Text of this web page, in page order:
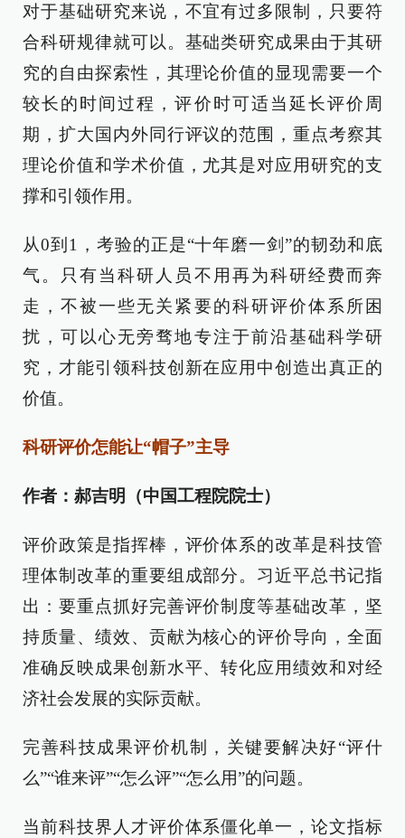
对于基础研究来说，不宜有过多限制，只要符
合科研规律就可以。基础类研究成果由于其研
究的自由探索性，其理论价值的显现需要一个
较长的时间过程，评价时可适当延长评价周
期，扩大国内外同行评议的范围，重点考察其
理论价值和学术价值，尤其是对应用研究的支
撑和引领作用。
从0到1，考验的正是“十年磨一剑”的韧劲和底
气。只有当科研人员不用再为科研经费而奔
走，不被一些无关紧要的科研评价体系所困
扰，可以心无旁骛地专注于前沿基础科学研
究，才能引领科技创新在应用中创造出真正的
价值。
科研评价怎能让“帽子”主导
作者：郝吉明（中国工程院院士）
评价政策是指挥棒，评价体系的改革是科技管
理体制改革的重要组成部分。习近平总书记指
出：要重点抓好完善评价制度等基础改革，坚
持质量、绩效、贡献为核心的评价导向，全面
准确反映成果创新水平、转化应用绩效和对经
济社会发展的实际贡献。
完善科技成果评价机制，关键要解决好“评什
么”“谁来评”“怎么评”“怎么用”的问题。
当前科技界人才评价体系僵化单一，论文指标